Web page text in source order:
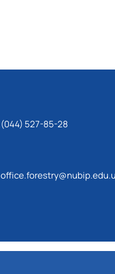
(044) 527-85-28